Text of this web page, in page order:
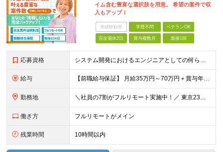
イム含む豊富な選択肢を用意。 希望の案件で収
入もアップ！
未経験歓迎 学歴不問 ベテランOK
完全週休2日 賞与複数月 面接1回
応募資格 システム開発におけるエンジニアとしての何らかの実務経験（年数不問） ※要件定義、基本設計、詳細設計、製造、検証、運用保守 少しでも実務経験があれば、まずは気軽にエントリーしてみてください！ ／／／／
給与 【前職給与保証】 月給35万円～70万円＋賞与年2回＋各種手当 ※前職の給与・スキル・経験を考慮の上、決定いたします。 ※月給には固定残業代（月30時間分／5万円～10万円）を含みます。超過分は別途
勤務地 ＼社員の7割がフルリモート実施中！／ 東京23区内など1都3県を中心としたプロジェクト先での勤務となります。 ※勤務地は希望を考慮します ≪本社≫ 東京都渋谷区恵比寿南1丁目3番7号 隅越ビル5階
働き方 フルリモートがメイン
残業時間 10時間以内